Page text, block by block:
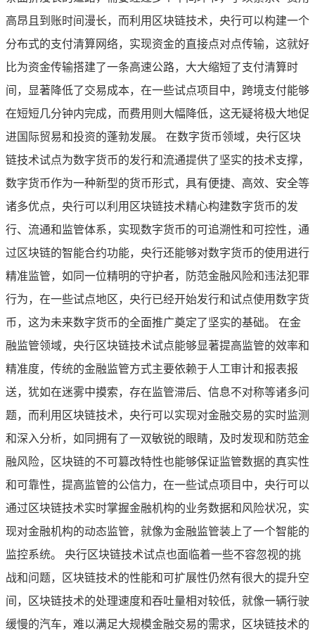
高昂且到账时间漫长，而利用区块链技术，央行可以构建一个
分布式的支付清算网络，实现资金的直接点对点传输，这就好
比为资金传输搭建了一条高速公路，大大缩短了支付清算时
间，显著降低了交易成本，在一些试点项目中，跨境支付能够
在短短几分钟内完成，而费用则大幅降低，这无疑将极大地促
进国际贸易和投资的蓬勃发展。 在数字货币领域，央行区块
链技术试点为数字货币的发行和流通提供了坚实的技术支撑，
数字货币作为一种新型的货币形式，具有便捷、高效、安全等
诸多优点，央行可以利用区块链技术精心构建数字货币的发
行、流通和监管体系，实现数字货币的可追溯性和可控性，通
过区块链的智能合约功能，央行还能够对数字货币的使用进行
精准监管，如同一位精明的守护者，防范金融风险和违法犯罪
行为，在一些试点地区，央行已经开始发行和试点使用数字货
币，这为未来数字货币的全面推广奠定了坚实的基础。 在金
融监管领域，央行区块链技术试点能够显著提高监管的效率和
精准度，传统的金融监管方式主要依赖于人工审计和报表报
送，犹如在迷雾中摸索，存在监管滞后、信息不对称等诸多问
题，而利用区块链技术，央行可以实现对金融交易的实时监测
和深入分析，如同拥有了一双敏锐的眼睛，及时发现和防范金
融风险，区块链的不可篡改特性也能够保证监管数据的真实性
和可靠性，提高监管的公信力，在一些试点项目中，央行可以
通过区块链技术实时掌握金融机构的业务数据和风险状况，实
现对金融机构的动态监管，就像为金融监管装上了一个智能的
监控系统。 央行区块链技术试点也面临着一些不容忽视的挑
战和问题，区块链技术的性能和可扩展性仍然有很大的提升空
间，区块链技术的处理速度和吞吐量相对较低，就像一辆行驶
缓慢的汽车，难以满足大规模金融交易的需求，区块链技术的